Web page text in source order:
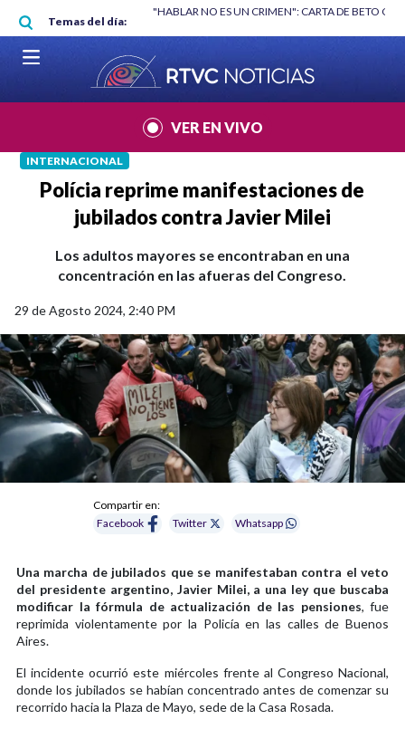
Pasar al contenido principal
Temas del día:
"HABLAR NO ES UN CRIMEN": CARTA DE BETO CORAL |
VER EN VIVO
INTERNACIONAL
Polícia reprime manifestaciones de
jubilados contra Javier Milei
Los adultos mayores se encontraban en una
concentración en las afueras del Congreso.
29 de Agosto 2024, 2:40 PM
Compartir en:
Facebook
Twitter Whatsapp
Una marcha de jubilados que se manifestaban contra el veto
del presidente argentino, Javier Milei, a una ley que buscaba
modificar la fórmula de actualización de las pensiones, fue
reprimida violentamente por la Policía en las calles de Buenos
Aires.
El incidente ocurrió este miércoles frente al Congreso Nacional,
donde los jubilados se habían concentrado antes de comenzar su
recorrido hacia la Plaza de Mayo, sede de la Casa Rosada.